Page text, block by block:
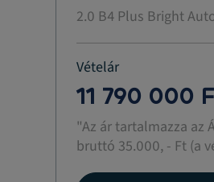
2.0 B4 Plus Bright
Vételár
11 790 000
"Az ár tartalmazza az
bruttó 35.000, - Ft (a